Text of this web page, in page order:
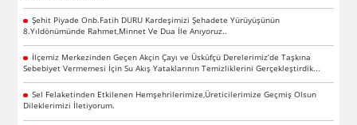
Şehit Piyade Onb.Fatih DURU Kardeşimizi Şehadete Yürüyüşünün
8.Yıldönümünde Rahmet,Minnet Ve Dua İle Anıyoruz..
İlçemiz Merkezinden Geçen Akçin Çayı ve Üsküfçü Derelerimiz’de Taşkına
Sebebiyet Vermemesi İçin Su Akış Yataklarının Temizliklerini Gerçekleştirdik...
Sel Felaketinden Etkilenen Hemşehrilerimize,Üreticilerimize Geçmiş Olsun
Dileklerimizi İletiyorum.